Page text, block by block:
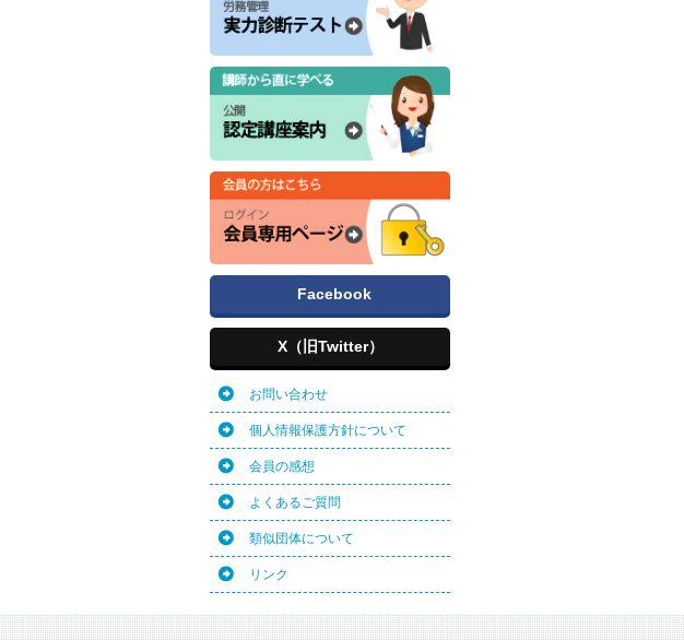
Facebook
X（旧Twitter）
お問い合わせ
個人情報保護方針について
会員の感想
よくあるご質問
類似団体について
リンク